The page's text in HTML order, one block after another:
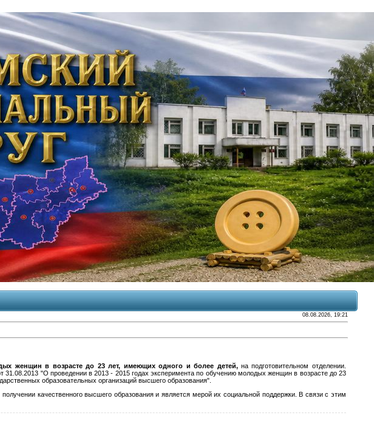
08.08.2026, 19:21
женщин в возрасте до 23 лет, имеющих одного и более детей,на подготовительном отделении.
"О проведении в 2013 - 2015 годах эксперимента по обучению молодых женщин в возрасте до 23
образовательных организаций высшего образования".
качественного высшего образования и является мерой их социальной поддержки. В связи с этим